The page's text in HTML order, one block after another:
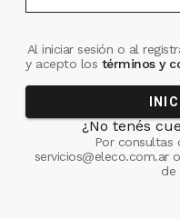
Al iniciar sesión o al
y acepto los términos y
¿No tenés
Por consultas
servicios@eleco.com.ar
de